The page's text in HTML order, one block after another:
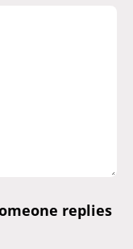
replies